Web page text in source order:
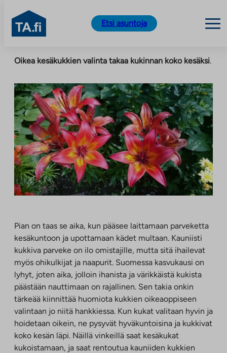
sisältöön
TA.fi
Etsi asuntoja
Oikea kesäkukkien valinta takaa kukinnan koko kesäksi.
Pian on taas se aika, kun pääsee laittamaan parveketta
kesäkuntoon ja upottamaan kädet multaan. Kauniisti
kukkiva parveke on ilo omistajille, mutta sitä ihailevat
myös ohikulkijat ja naapurit. Suomessa kasvukausi on
lyhyt, joten aika, jolloin ihanista ja värikkäistä kukista
päästään nauttimaan on rajallinen. Sen takia onkin
tärkeää kiinnittää huomiota kukkien oikeaoppiseen
valintaan jo niitä hankkiessa. Kun kukat valitaan hyvin ja
hoidetaan oikein, ne pysyvät hyväkuntoisina ja kukkivat
koko kesän läpi. Näillä vinkeillä saat kesäkukat
kukoistamaan, ja saat rentoutua kauniiden kukkien